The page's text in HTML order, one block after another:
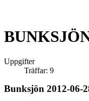
Uppgifter
Träffar: 9
Bunksjön 2012-06-